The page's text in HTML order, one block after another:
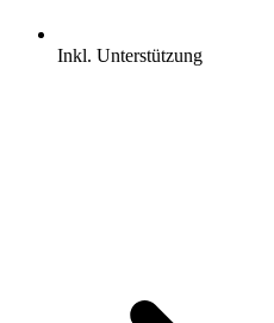
Inkl. Unterstützung